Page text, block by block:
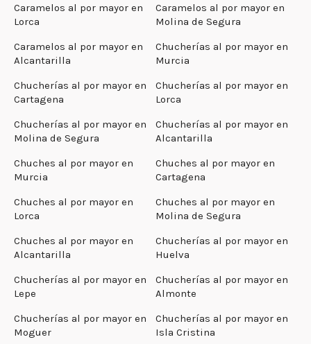
Caramelos al por mayor en
Lorca
Caramelos al por mayor en
Molina de Segura
Caramelos al por mayor en
Alcantarilla
Chucherías al por mayor en
Murcia
Chucherías al por mayor en
Cartagena
Chucherías al por mayor en
Lorca
Chucherías al por mayor en
Molina de Segura
Chucherías al por mayor en
Alcantarilla
Chuches al por mayor en
Murcia
Chuches al por mayor en
Cartagena
Chuches al por mayor en
Lorca
Chuches al por mayor en
Molina de Segura
Chuches al por mayor en
Alcantarilla
Chucherías al por mayor en
Huelva
Chucherías al por mayor en
Lepe
Chucherías al por mayor en
Almonte
Chucherías al por mayor en
Moguer
Chucherías al por mayor en
Isla Cristina